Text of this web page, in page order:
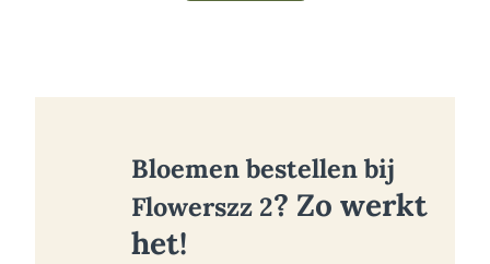
Bloemen bestellen bij
Flowerszz 2? Zo werkt
het!